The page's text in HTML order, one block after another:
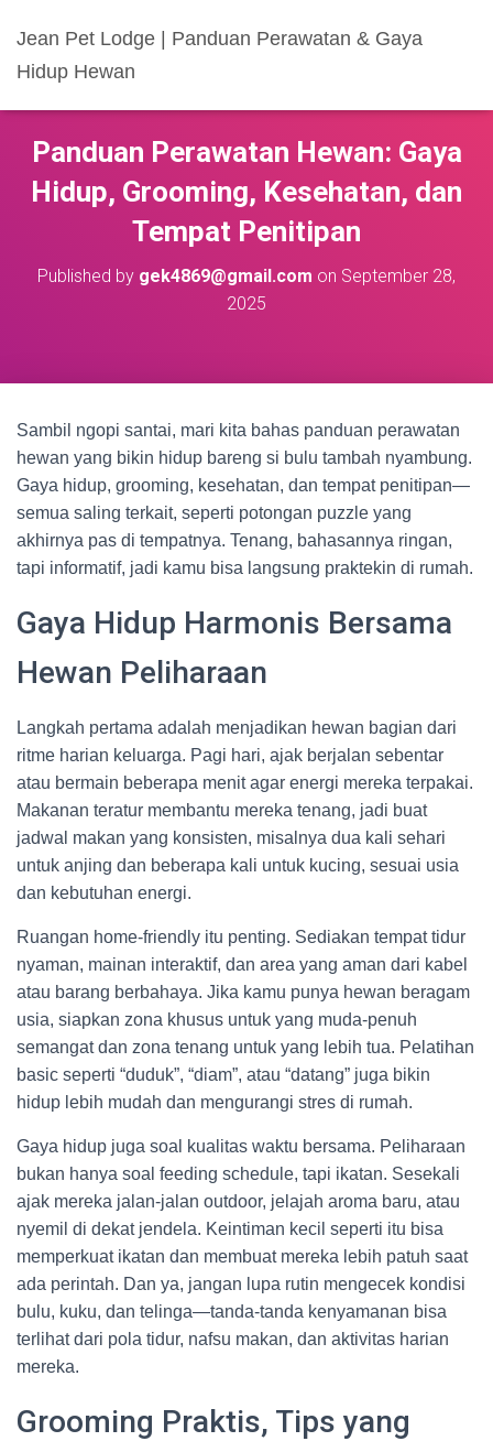
Jean Pet Lodge | Panduan Perawatan & Gaya
Hidup Hewan
Panduan Perawatan Hewan: Gaya
Hidup, Grooming, Kesehatan, dan
Tempat Penitipan
Published by gek4869@gmail.com on September 28,
2025
Sambil ngopi santai, mari kita bahas panduan perawatan
hewan yang bikin hidup bareng si bulu tambah nyambung.
Gaya hidup, grooming, kesehatan, dan tempat penitipan—
semua saling terkait, seperti potongan puzzle yang
akhirnya pas di tempatnya. Tenang, bahasannya ringan,
tapi informatif, jadi kamu bisa langsung praktekin di rumah.
Gaya Hidup Harmonis Bersama
Hewan Peliharaan
Langkah pertama adalah menjadikan hewan bagian dari
ritme harian keluarga. Pagi hari, ajak berjalan sebentar
atau bermain beberapa menit agar energi mereka terpakai.
Makanan teratur membantu mereka tenang, jadi buat
jadwal makan yang konsisten, misalnya dua kali sehari
untuk anjing dan beberapa kali untuk kucing, sesuai usia
dan kebutuhan energi.
Ruangan home-friendly itu penting. Sediakan tempat tidur
nyaman, mainan interaktif, dan area yang aman dari kabel
atau barang berbahaya. Jika kamu punya hewan beragam
usia, siapkan zona khusus untuk yang muda-penuh
semangat dan zona tenang untuk yang lebih tua. Pelatihan
basic seperti “duduk”, “diam”, atau “datang” juga bikin
hidup lebih mudah dan mengurangi stres di rumah.
Gaya hidup juga soal kualitas waktu bersama. Peliharaan
bukan hanya soal feeding schedule, tapi ikatan. Sesekali
ajak mereka jalan-jalan outdoor, jelajah aroma baru, atau
nyemil di dekat jendela. Keintiman kecil seperti itu bisa
memperkuat ikatan dan membuat mereka lebih patuh saat
ada perintah. Dan ya, jangan lupa rutin mengecek kondisi
bulu, kuku, dan telinga—tanda-tanda kenyamanan bisa
terlihat dari pola tidur, nafsu makan, dan aktivitas harian
mereka.
Grooming Praktis, Tips yang